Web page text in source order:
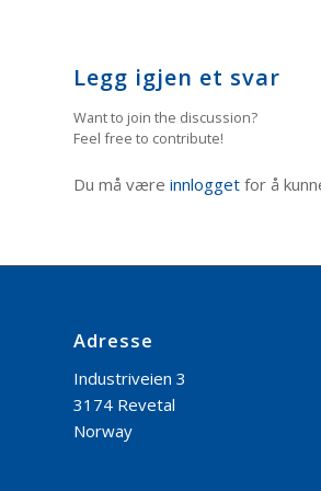
Legg igjen et svar
Want to join the discussion?
Feel free to contribute!
Du må være innlogget for å
Adresse
Industriveien 3
3174 Revetal
Norway